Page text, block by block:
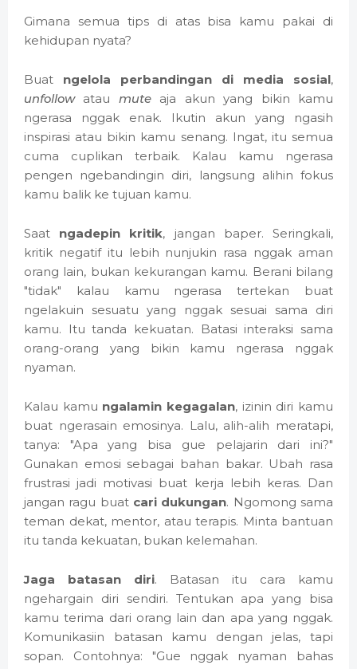
Gimana semua tips di atas bisa kamu pakai di
kehidupan nyata?
Buat ngelola perbandingan di media sosial,
unfollowatau muteaja akun yang bikin kamu
ngerasa nggak enak. Ikutin akun yang ngasih
inspirasi atau bikin kamu senang. Ingat, itu semua
cuma cuplikan terbaik. Kalau kamu ngerasa
pengen ngebandingin diri, langsung alihin fokus
kamu balik ke tujuan kamu.
Saat ngadepin kritik, jangan baper. Seringkali,
kritik negatif itu lebih nunjukin rasa nggak aman
orang lain, bukan kekurangan kamu. Berani bilang
"tidak" kalau kamu ngerasa tertekan buat
ngelakuin sesuatu yang nggak sesuai sama diri
kamu. Itu tanda kekuatan. Batasi interaksi sama
orang-orang yang bikin kamu ngerasa nggak
nyaman.
Kalau kamu ngalamin kegagalan, izinin diri kamu
buat ngerasain emosinya. Lalu, alih-alih meratapi,
tanya: "Apa yang bisa gue pelajarin dari ini?"
Gunakan emosi sebagai bahan bakar. Ubah rasa
frustrasi jadi motivasi buat kerja lebih keras. Dan
jangan ragu buat cari dukungan. Ngomong sama
teman dekat, mentor, atau terapis. Minta bantuan
itu tanda kekuatan, bukan kelemahan.
Jaga batasan diri. Batasan itu cara kamu
ngehargain diri sendiri. Tentukan apa yang bisa
kamu terima dari orang lain dan apa yang nggak.
Komunikasiin batasan kamu dengan jelas, tapi
sopan. Contohnya: "Gue nggak nyaman bahas